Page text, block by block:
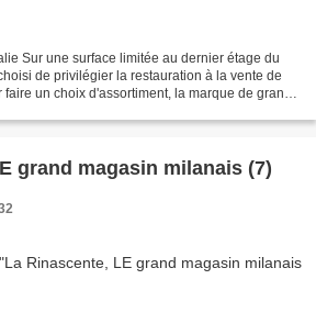
Sur une surface limitée au dernier étage du
de privilégier la restauration à la vente de
un choix d'assortiment, la marque de grands
grand magasin milanais (7)